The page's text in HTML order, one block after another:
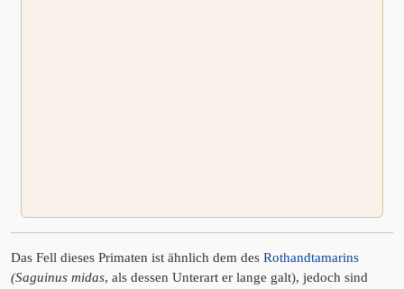
Das Fell dieses Primaten ist ähnlich dem des Rothandtamarins
(Saguinus midas, als dessen Unterart er lange galt), jedoch sind